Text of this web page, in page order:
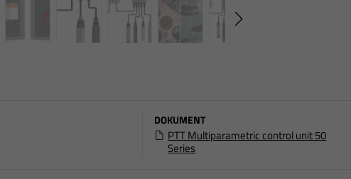
DOKUMENT
PTT Multiparametric control unit 50
Series